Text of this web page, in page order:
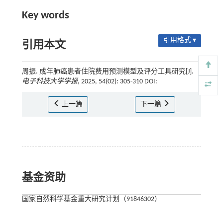
Key words
引用本文 引用格式 ▾
周振. 成年肺癌患者住院费用预测模型及评分工具研究[J].
电子科技大学学报, 2025, 54(02): 305-310 DOI:
上一篇 下一篇
基金资助
国家自然科学基金重大研究计划（91846302）